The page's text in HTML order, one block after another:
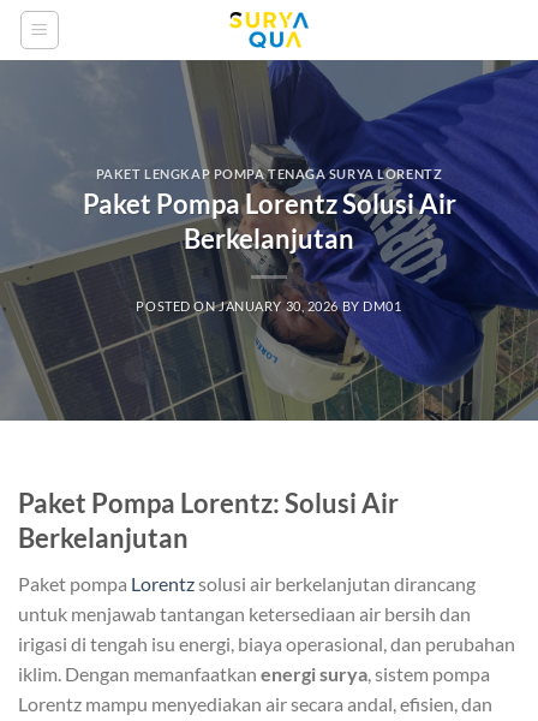
Skip
PAKET LENGKAP POMPA TENAGA SURYA LORENTZ
Paket Pompa Lorentz Solusi Air
Berkelanjutan
POSTED ONJANUARY 30, 2026 BY DM01
Paket Pompa Lorentz: Solusi Air
Berkelanjutan
Paket pompa Lorentzsolusi air berkelanjutan dirancang
untuk menjawab tantangan ketersediaan air bersih dan
irigasi di tengah isu energi, biaya operasional, dan perubahan
iklim. Dengan memanfaatkan energi surya, sistem pompa
Lorentz mampu menyediakan air secara andal, efisien, dan